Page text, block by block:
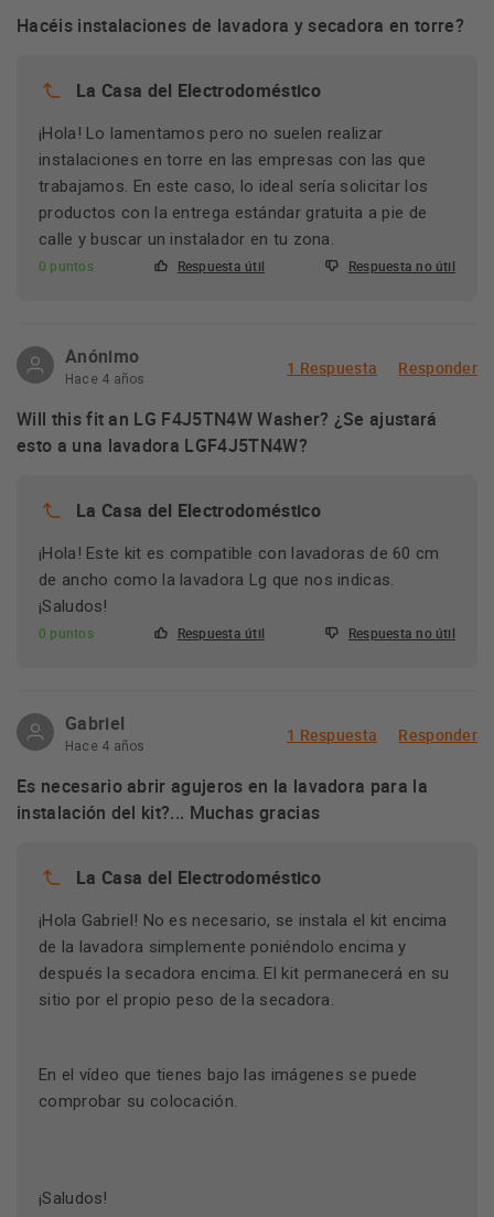
Hacéis instalaciones de lavadora y secadora en torre?
La Casa del Electrodoméstico
¡Hola! Lo lamentamos pero no suelen realizar
instalaciones en torre en las empresas con las que
trabajamos. En este caso, lo ideal sería solicitar los
productos con la entrega estándar gratuita a pie de
calle y buscar un instalador en tu zona.
0 puntos Respuesta útil Respuesta no útil
Anónimo
Hace 4 años
1 Respuesta Responder
Will this fit an LG F4J5TN4W Washer? ¿Se ajustará
esto a una lavadora LGF4J5TN4W?
La Casa del Electrodoméstico
¡Hola! Este kit es compatible con lavadoras de 60 cm
de ancho como la lavadora Lg que nos indicas.
¡Saludos!
0 puntos Respuesta útil Respuesta no útil
Gabriel
Hace 4 años
1 Respuesta Responder
Es necesario abrir agujeros en la lavadora para la
instalación del kit?... Muchas gracias
La Casa del Electrodoméstico
¡Hola Gabriel! No es necesario, se instala el kit encima
de la lavadora simplemente poniéndolo encima y
después la secadora encima. El kit permanecerá en su
sitio por el propio peso de la secadora.
En el vídeo que tienes bajo las imágenes se puede
comprobar su colocación.
¡Saludos!